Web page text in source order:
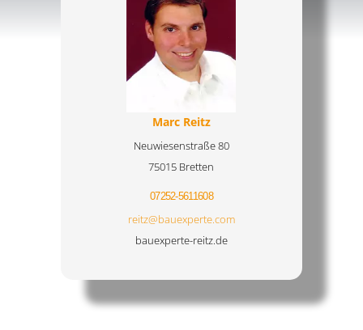
Marc Reitz
Neuwiesenstraße 80
75015 Bretten
07252-5611608
reitz@bauexperte.com
bauexperte-reitz.de